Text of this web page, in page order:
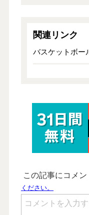
関連リンク
バスケットボー